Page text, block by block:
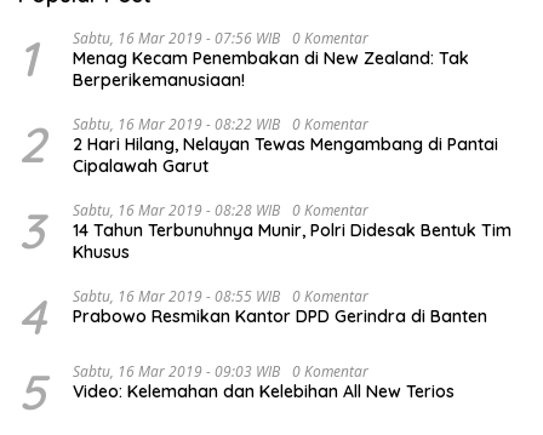
1 Sabtu, 16 Mar 2019 - 07:56 WIB 0 Komentar
Menag Kecam Penembakan di New Zealand: Tak
Berperikemanusiaan!
2 Sabtu, 16 Mar 2019 - 08:22 WIB 0 Komentar
2 Hari Hilang, Nelayan Tewas Mengambang di Pantai
Cipalawah Garut
3 Sabtu, 16 Mar 2019 - 08:28 WIB 0 Komentar
14 Tahun Terbunuhnya Munir, Polri Didesak Bentuk Tim
Khusus
4 Sabtu, 16 Mar 2019 - 08:55 WIB 0 Komentar
Prabowo Resmikan Kantor DPD Gerindra di Banten
5 Sabtu, 16 Mar 2019 - 09:03 WIB 0 Komentar
Video: Kelemahan dan Kelebihan All New Terios